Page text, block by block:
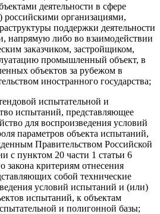
деятельности в сфере
организациями,
поддержки деятельности
напрямую либо во взаимодействии
заказчиком, застройщиком,
промышленный объект, в
объектов за рубежом в
иностранного государства;
испытательной и
испытаний, представляющее
для воспроизведения условий
параметров объекта испытаний,
Правительством Российской
с пунктом 20 части 1 статьи 6
закона критериям отнесения
собой технические
условий испытаний и (или)
испытаний, к объектам
и полигонной базы;